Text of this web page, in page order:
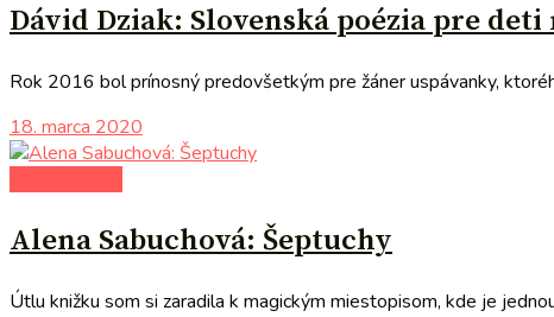
Dávid Dziak: Slovenská poézia pre
Rok 2016 bol prínosný predovšetkým pre žáner uspávanky,
18. marca 2020
Alena Sabuchová: Šeptuchy
Útlu knižku som si zaradila k magickým miestopisom, kde je